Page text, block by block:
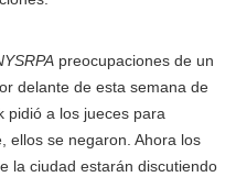
preocupaciones de un
delante de esta semana de
pidió a los jueces para
ellos se negaron. Ahora los
la ciudad estarán discutiendo